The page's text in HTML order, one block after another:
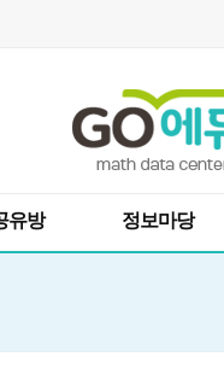
유방 정보마당